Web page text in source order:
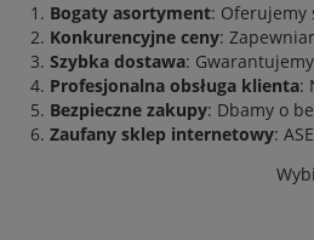
Bogaty asortyment: Oferujemy
Konkurencyjne ceny:
Szybka dostawa:
Profesjonalna obsługa klienta:
Bezpieczne zakupy: Dbamy o
Zaufany sklep internetowy: